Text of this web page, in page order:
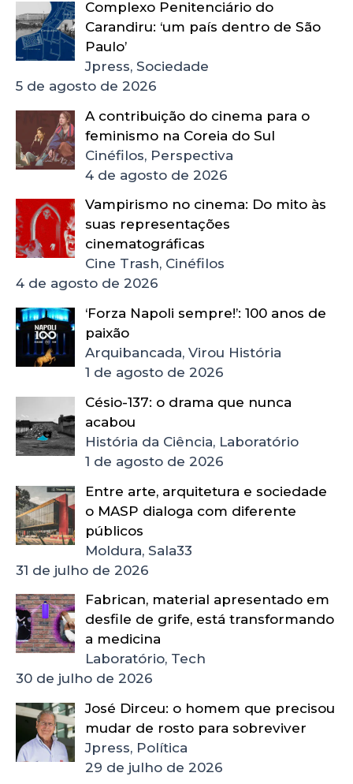
Complexo Penitenciário do
Carandiru: ‘um país dentro de São
Paulo’
Jpress, Sociedade
5 de agosto de 2026
A contribuição do cinema para o
feminismo na Coreia do Sul
Cinéfilos, Perspectiva
4 de agosto de 2026
Vampirismo no cinema: Do mito às
suas representações
cinematográficas
Cine Trash, Cinéfilos
4 de agosto de 2026
‘Forza Napoli sempre!’: 100 anos de
paixão
Arquibancada, Virou História
1 de agosto de 2026
Césio-137: o drama que nunca
acabou
História da Ciência, Laboratório
1 de agosto de 2026
Entre arte, arquitetura e sociedade
o MASP dialoga com diferente
públicos
Moldura, Sala33
31 de julho de 2026
Fabrican, material apresentado em
desfile de grife, está transformando
a medicina
Laboratório, Tech
30 de julho de 2026
José Dirceu: o homem que precisou
mudar de rosto para sobreviver
Jpress, Política
29 de julho de 2026